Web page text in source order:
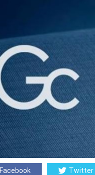
Facebook Twitter